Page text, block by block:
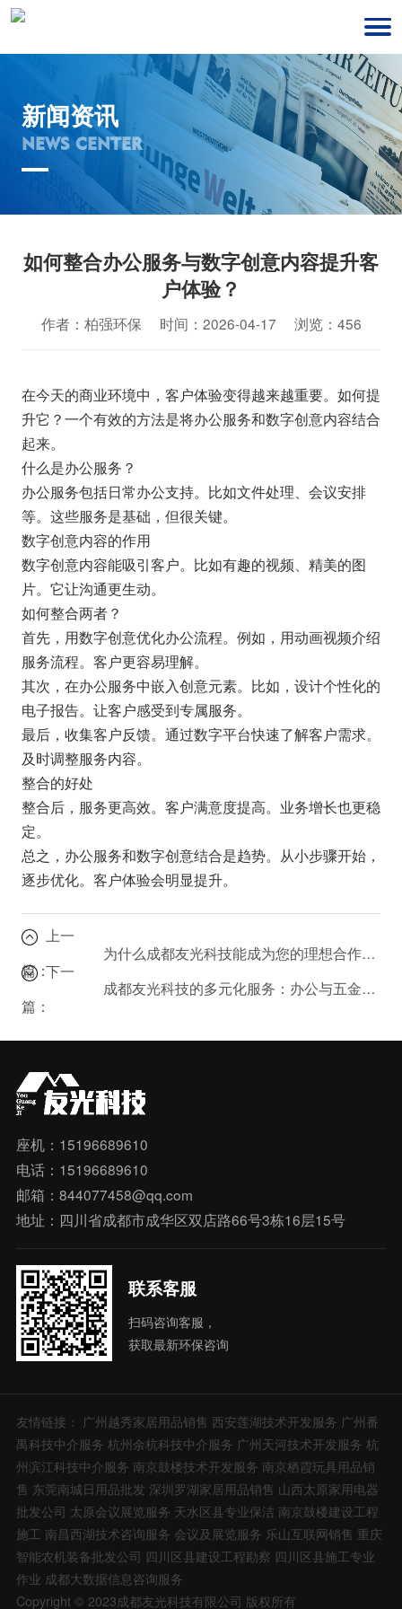
新闻资讯
NEWS CENTER
如何整合办公服务与数字创意内容提升客
户体验？
作者：柏强环保 时间：2026-04-17 浏览：456
在今天的商业环境中，客户体验变得越来越重要。如何提
升它？一个有效的方法是将办公服务和数字创意内容结合
起来。
什么是办公服务？
办公服务包括日常办公支持。比如文件处理、会议安排
等。这些服务是基础，但很关键。
数字创意内容的作用
数字创意内容能吸引客户。比如有趣的视频、精美的图
片。它让沟通更生动。
如何整合两者？
首先，用数字创意优化办公流程。例如，用动画视频介绍
服务流程。客户更容易理解。
其次，在办公服务中嵌入创意元素。比如，设计个性化的
电子报告。让客户感受到专属服务。
最后，收集客户反馈。通过数字平台快速了解客户需求。
及时调整服务内容。
整合的好处
整合后，服务更高效。客户满意度提高。业务增长也更稳
定。
总之，办公服务和数字创意结合是趋势。从小步骤开始，
逐步优化。客户体验会明显提升。
上一
篇：
为什么成都友光科技能成为您的理想合作伙伴？
下一
篇：
成都友光科技的多元化服务：办公与五金批发有何优势？
座机：15196689610
电话：15196689610
邮箱：844077458@qq.com
地址：四川省成都市成华区双店路66号3栋16层15号
联系客服
扫码咨询客服，
获取最新环保咨询
友情链接： 广州越秀家居用品销售 西安莲湖技术开发服务 广州番
禺科技中介服务 杭州余杭科技中介服务 广州天河技术开发服务 杭
州滨江科技中介服务 南京鼓楼技术开发服务 南京栖霞玩具用品销
售 东莞南城日用品批发 深圳罗湖家居用品销售 山西太原家用电器
批发公司 太原会议展览服务 天水区县专业保洁 南京鼓楼建设工程
施工 南昌西湖技术咨询服务 会议及展览服务 乐山互联网销售 重庆
智能农机装备批发公司 四川区县建设工程勘察 四川区县施工专业
作业 成都大数据信息咨询服务
Copyright © 2023成都友光科技有限公司 版权所有